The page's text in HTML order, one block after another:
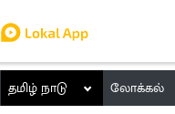
தமிழ் நாடு லோக்கல்